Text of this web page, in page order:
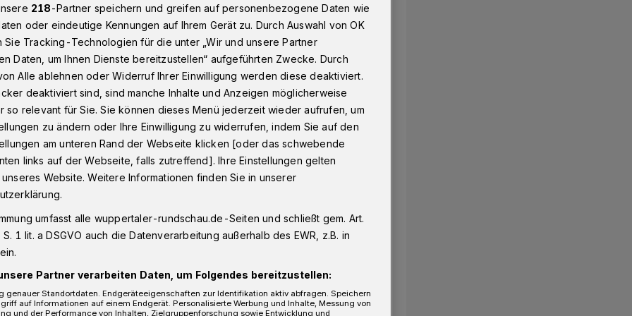
Wuppertal vertrieben Einbrecher
vertrieben
sind Unbekannte nach Angaben
Gastronomiebetrieb eingestiegen.
218-Partner speichern und greifen auf personenbezogene Daten wie
oder eindeutige Kennungen auf Ihrem Gerät zu. Durch Auswahl von OK
Sie Tracking-Technologien für die unter „Wir und unsere Partner
Daten, um Ihnen Dienste bereitzustellen“ aufgeführten Zwecke. Durch
Alle ablehnen oder Widerruf Ihrer Einwilligung werden diese deaktiviert.
deaktiviert sind, sind manche Inhalte und Anzeigen möglicherweise
so relevant für Sie. Sie können dieses Menü jederzeit wieder aufrufen, um
zu ändern oder Ihre Einwilligung zu widerrufen, indem Sie auf den
am unteren Rand der Webseite klicken [oder das schwebende
links auf der Webseite, falls zutreffend]. Ihre Einstellungen gelten
Website. Weitere Informationen finden Sie in unserer
umfasst alle wuppertaler-rundschau.de-Seiten und schließt gem. Art.
1 lit. a DSGVO auch die Datenverarbeitung außerhalb des EWR, z.B. in
Partner verarbeiten Daten, um Folgendes bereitzustellen:
genauer Standortdaten. Endgeräteeigenschaften zur Identifikation aktiv abfragen. Speichern
auf Informationen auf einem Endgerät. Personalisierte Werbung und Inhalte, Messung von
und der Performance von Inhalten, Zielgruppenforschung sowie Entwicklung und